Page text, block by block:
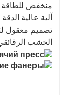
منخفض للطاقة
آلية عالية
تصميم معقول
الخشب